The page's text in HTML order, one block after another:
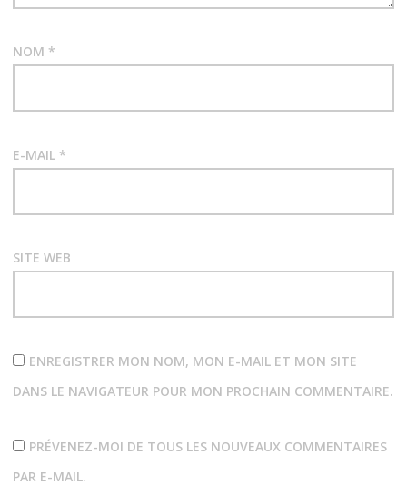
NOM *
E-MAIL *
SITE WEB
ENREGISTRER MON NOM, MON E-MAIL ET MON SITE
DANS LE NAVIGATEUR POUR MON PROCHAIN COMMENTAIRE.
PRÉVENEZ-MOI DE TOUS LES NOUVEAUX COMMENTAIRES
PAR E-MAIL.